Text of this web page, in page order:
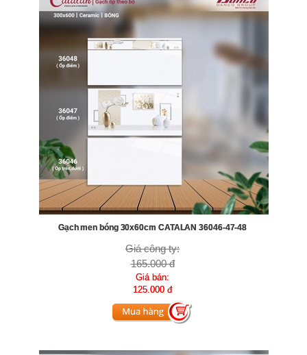
Gạch men bóng 30x60cm CATALAN 36046-47-48
Giá công ty:
165.000 đ
Giá bán:
125.000 đ